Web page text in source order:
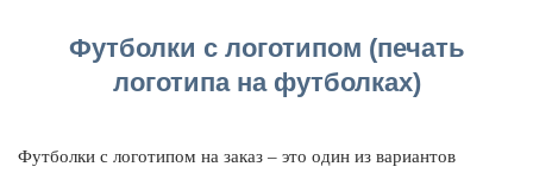
Футболки с логотипом (печать
логотипа на футболках)
Футболки с логотипом на заказ – это один из вариантов